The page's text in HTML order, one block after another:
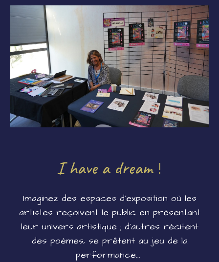
I have a dream !
Imaginez des espaces d'exposition où les
artistes reçoivent le public en présentant
leur univers artistique ; d'autres récitent
des poèmes, se prêtent au jeu de la
performance...